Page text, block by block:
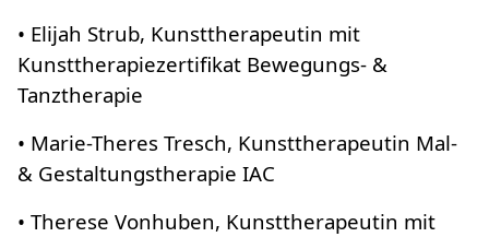
• Elijah Strub, Kunsttherapeutin mit
Kunsttherapiezertifikat Bewegungs- &
Tanztherapie
• Marie-Theres Tresch, Kunsttherapeutin Mal-
& Gestaltungstherapie IAC
• Therese Vonhuben, Kunsttherapeutin mit